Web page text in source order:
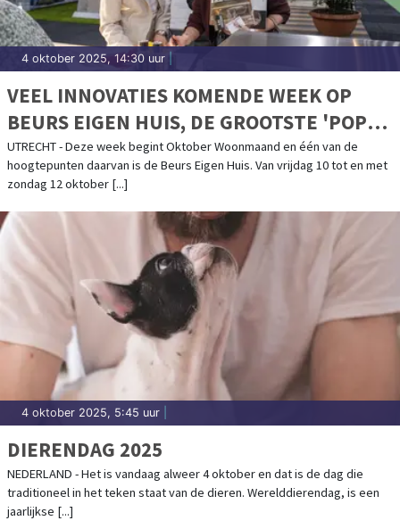
4 oktober 2025, 14:30 uur
VEEL INNOVATIES KOMENDE WEEK OP
BEURS EIGEN HUIS, DE GROOTSTE 'POP
UP SHOP' VOOR WONEN, BOUWEN EN
VERBOUWEN
UTRECHT - Deze week begint Oktober Woonmaand en één van de
hoogtepunten daarvan is de Beurs Eigen Huis. Van vrijdag 10 tot en met
zondag 12 oktober [...]
4 oktober 2025, 5:45 uur
DIERENDAG 2025
NEDERLAND - Het is vandaag alweer 4 oktober en dat is de dag die
traditioneel in het teken staat van de dieren. Werelddierendag, is een
jaarlijkse [...]